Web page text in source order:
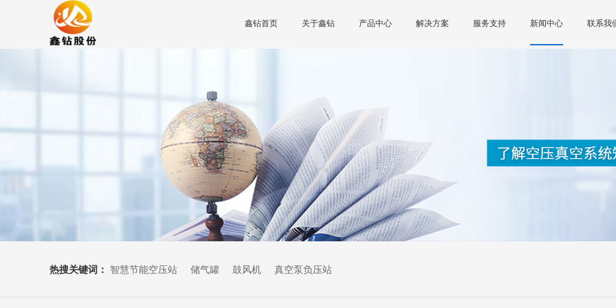
鑫钻首页 关于鑫钻 产品中心 解决方案 服务支持 新闻中心 联系我
热搜关键词： 智慧节能空压站 储气罐 鼓风机 真空泵负压站